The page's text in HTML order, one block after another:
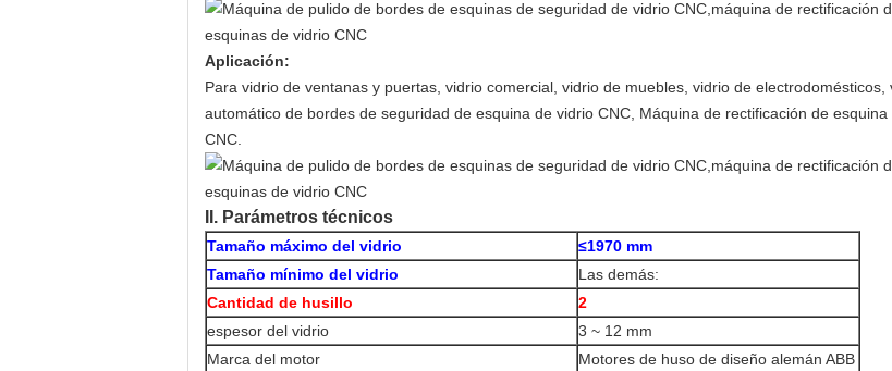
Aplicación:
Para vidrio de ventanas y puertas, vidrio comercial, vidrio de muebles, vidrio de electrodomésticos,
automático de bordes de seguridad de esquina de vidrio CNC, Máquina de rectificación de
CNC.
II. Parámetros técnicos
Tamaño máximo del vidrio
≤1970 mm
Tamaño mínimo del vidrio
Las demás:
Cantidad de husillo
2
espesor del vidrio
3 ~ 12 mm
Marca del motor
Motores de huso de diseño alemán ABB